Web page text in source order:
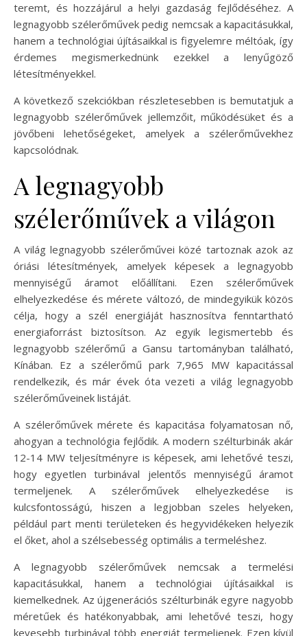
teremt, és hozzájárul a helyi gazdaság fejlődéséhez. A
legnagyobb szélerőművek pedig nemcsak a kapacitásukkal,
hanem a technológiai újításaikkal is figyelemre méltóak, így
érdemes megismerkednünk ezekkel a lenyűgöző
létesítményekkel.
A következő szekciókban részletesebben is bemutatjuk a
legnagyobb szélerőművek jellemzőit, működésüket és a
jövőbeni lehetőségeket, amelyek a szélerőművekhez
kapcsolódnak.
A legnagyobb
szélerőművek a világon
A világ legnagyobb szélerőművei közé tartoznak azok az
óriási létesítmények, amelyek képesek a legnagyobb
mennyiségű áramot előállítani. Ezen szélerőművek
elhelyezkedése és mérete változó, de mindegyikük közös
célja, hogy a szél energiáját hasznosítva fenntartható
energiaforrást biztosítson. Az egyik legismertebb és
legnagyobb szélerőmű a Gansu tartományban található,
Kínában. Ez a szélerőmű park 7,965 MW kapacitással
rendelkezik, és már évek óta vezeti a világ legnagyobb
szélerőműveinek listáját.
A szélerőművek mérete és kapacitása folyamatosan nő,
ahogyan a technológia fejlődik. A modern szélturbinák akár
12-14 MW teljesítményre is képesek, ami lehetővé teszi,
hogy egyetlen turbinával jelentős mennyiségű áramot
termeljenek. A szélerőművek elhelyezkedése is
kulcsfontosságú, hiszen a legjobban szeles helyeken,
például part menti területeken és hegyvidékeken helyezik
el őket, ahol a szélsebesség optimális a termeléshez.
A legnagyobb szélerőművek nemcsak a termelési
kapacitásukkal, hanem a technológiai újításaikkal is
kiemelkednek. Az újgenerációs szélturbinák egyre nagyobb
méretűek és hatékonyabbak, ami lehetővé teszi, hogy
kevesebb turbinával több energiát termeljenek. Ezen kívül